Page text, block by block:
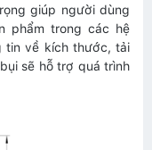
giúp người dùng
phẩm trong các hệ
tin về kích thước, tải
sẽ hỗ trợ quá trình